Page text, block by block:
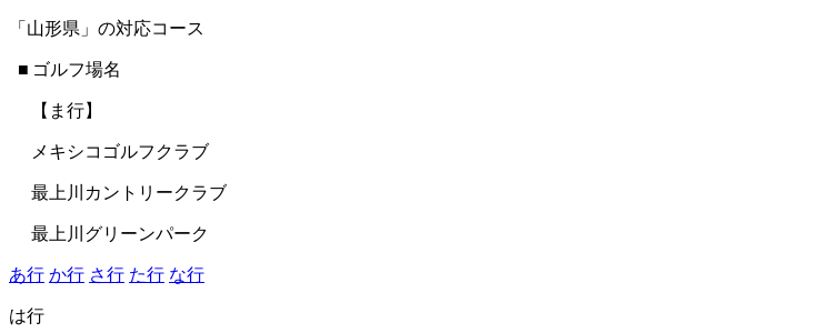
「山形県」の対応コース
■ ゴルフ場名
【ま行】
メキシコゴルフクラブ
最上川カントリークラブ
最上川グリーンパーク
あ行 か行 さ行 た行 な行
は行